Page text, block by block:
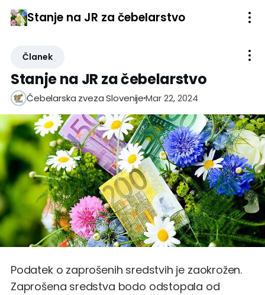
Stanje na JR za čebelarstvo
Članek
Stanje na JR za čebelarstvo
Čebelarska zveza SlovenijeMar 22, 2024
Podatek o zaprošenih sredstvih je zaokrožen.
Zaprošena sredstva bodo odstopala od